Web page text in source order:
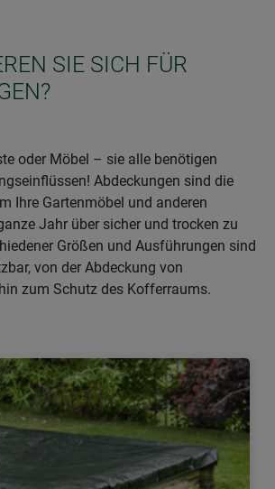
SIE SICH FÜR
oder Möbel – sie alle benötigen
Abdeckungen sind die
Ihre Gartenmöbel und anderen
Jahr über sicher und trocken zu
Größen und Ausführungen sind
von der Abdeckung von
zum Schutz des Kofferraums.